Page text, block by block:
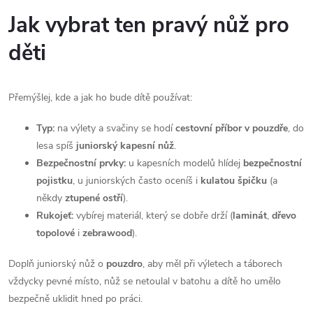
y
v
ý
Jak vybrat ten pravý nůž pro
děti
Přemýšlej, kde a jak ho bude dítě používat:
Typ: na výlety a svačiny se hodícestovní příbor v pouzdře, do
lesa spíš juniorský kapesní nůž.
Bezpečnostní prvky: u kapesních modelů hlídej bezpečnostní
pojistku, u juniorských často oceníš i kulatou špičku (a
někdy ztupené ostří).
Rukojeť: vybírej materiál, který se dobře drží (laminát, dřevo
topolové i zebrawood).
Doplň juniorský nůž o pouzdro, aby měl při výletech a táborech
vždycky pevné místo, nůž se netoulal v batohu a dítě ho umělo
bezpečně uklidit hned po práci.